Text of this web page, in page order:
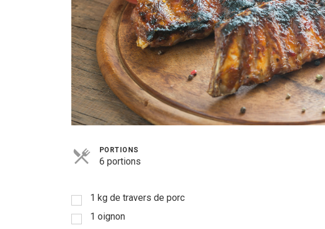
PORTIONS
6 portions
1 kg de travers de porc
1 oignon